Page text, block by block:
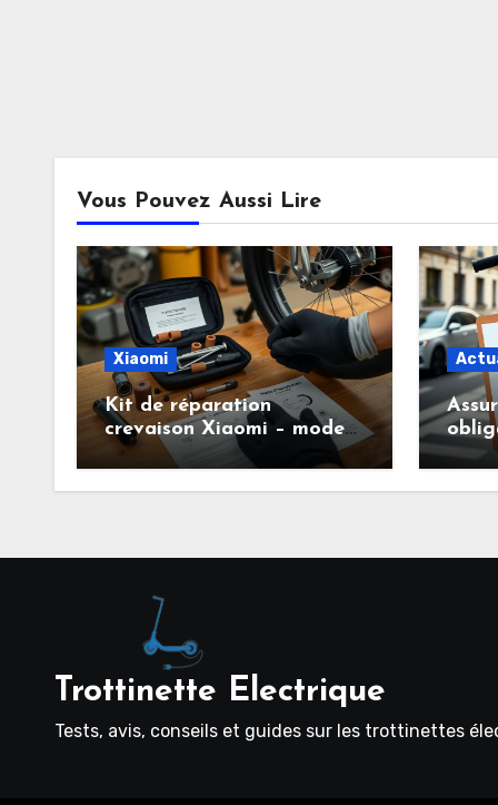
Vous Pouvez Aussi Lire
Xiaomi
Kit de réparation
crevaison Xiaomi – mode
d’emploi pour entretenir
facilement ses pneus
Trottinette Electrique
Tests, avis, conseils et guides sur les trottinettes